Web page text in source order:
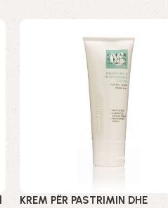
KREM PËR PASTRIMIN DHE